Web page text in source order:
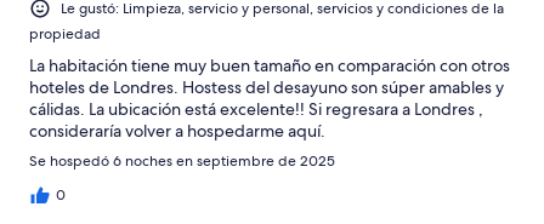
Le gustó: Limpieza, servicio y personal, servicios y condiciones de la
propiedad
La habitación tiene muy buen tamaño en comparación con otros
hoteles de Londres. Hostess del desayuno son súper amables y
cálidas. La ubicación está excelente!! Si regresara a Londres ,
consideraría volver a hospedarme aquí.
Se hospedó 6 noches en septiembre de 2025
0